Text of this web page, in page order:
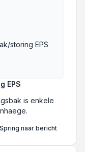
EPS
is enkele
storing EPS
Spring naar bericht